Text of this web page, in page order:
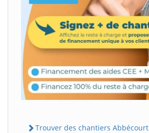
Trouver des chantiers Abbécourt